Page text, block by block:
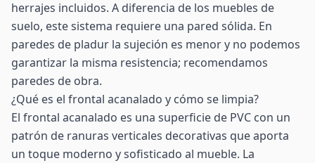
herrajes incluidos. A diferencia de los muebles de
suelo, este sistema requiere una pared sólida. En
paredes de pladur la sujeción es menor y no podemos
garantizar la misma resistencia; recomendamos
paredes de obra.
¿Qué es el frontal acanalado y cómo se limpia?
El frontal acanalado es una superficie de PVC con un
patrón de ranuras verticales decorativas que aporta
un toque moderno y sofisticado al mueble. La